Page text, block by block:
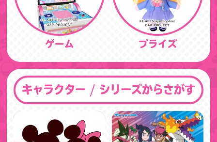
ゲーム プライズ
キャラクター / シリーズからさがす